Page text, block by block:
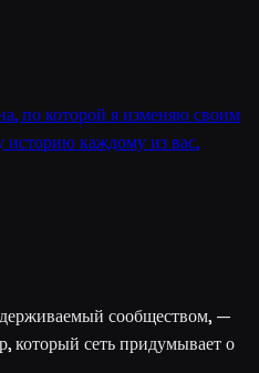
по которой я изменяю своим
историю каждому из вас,
сообществом, —
который сеть придумывает о